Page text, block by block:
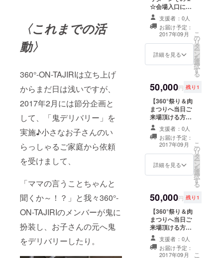
〈これまでの活
動〉
360°-ON-TAJIRIは立ち上げ
からまだ日は浅いですが、
2017年2月には節分企画と
して、「鬼デリバリー」を
実施♪小さなお子さんのい
らっしゃるご家庭から依頼
を受けまして、
「ママの言うことちゃんと
聞くか～！？」と我々360°-
ON-TAJIRIのメンバーが鬼に
扮装し、お子さんの元へ鬼
をデリバリーしたり。
下さい A「■■■
さん、誕生日お
めでとうござい
ま～す！」
B「■■■さん、
子さん）誕生お
めでとうござい
結婚おめでとう
ございま～す！
お幸せに～！」
D・・・オリジ
ナルメッセージ
希望の方はお申
し付け下さい ※
花火打ち上げ
メッセージ、会
場入口へのお名
前掲示が不要な
方はお申し付け
い
ンその６
★「ティーナ・
カリーナ 直筆
サイン色紙」プ
レゼント！！ ※
りさせて頂きま
す リ
際にあなたの
メッセージを会
場にてアナウン
ス♪ ※メッセージ
の種類をお選び
下さい A「■■■
さん、誕生日お
めでとうござい
ま～す！」
（お孫さん、お
子さん）誕生お
C「■■■さん、ご
結婚おめでとう
ございま～す！
お幸せに～！」
D・・・オリジ
ナルメッセージ
希望の方はお申
し付け下さい ※
効・２枚） リ
ターンその４★
これであなたも
ネイティブな会
話を！「Avain
ぐい」（1枚）
リターンその５
産品「ジャー
ジーアイスク
リーム」（2個
セット） リター
ンその６★「久
宝瑠理子 直筆
サイン色紙」プ
レゼント！！ ※
色紙は後日お送
す リ
ターンその７☆
メッセージを会
場にてアナウン
ス♪ ※メッセージ
の種類をお選び
下さい A「■■■
さん、誕生日お
めでとうござい
ま～す！」
☆会場入口にて
特別応援サポー
ター様としてお
名前を掲示させ
て頂きます！ リ
ターンその２★
お祭り写真付き
汗を流しに田尻
へ♨・・・「さ
くらの湯入浴
券」（半年間有
効・２枚） リ
ターンその４★
これであなたも
ネイティブな会
話を！「Avain
ぐい」（1枚）
リターンその５
産品「ジャー
ジーアイスク
リーム」（2個
セット） リター
ンその６★「セ
ンダイガールズ
プロレスリン
グ 直筆サイン
支援者：0人
お届け予定：
2017年09月
詳細を見る
こ
の
リ
タ
ー
ン
を
選
択
す
る
50,000円 残り1
【360°祭り＆肉
まつりへ当日ご
来場頂ける方限
定！！先着1名
様】※360°祭り
は8月26日
（土）PM5：00
開催予定、肉ま
つりは8月27日
（日）AM9：30
入口にて特別応
援サポーター様
としてお名前を
掲示させて頂き
ます！ リターン
その２★お祭り
写真付きThanks
mail☆彡 リター
支援者：0人
お届け予定：
2017年09月
詳細を見る
こ
の
リ
タ
ー
ン
を
選
択
す
る
50,000円 残り1
【360°祭り＆肉
まつりへ当日ご
来場頂ける方限
定！！先着1名
様】※360°祭り
は8月26日
支援者：0人
お届け予定：
2017年09月
こ